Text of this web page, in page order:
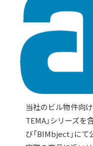
当社のビル物件向け
TEMA」シリーズを
び「BIMbject」にて